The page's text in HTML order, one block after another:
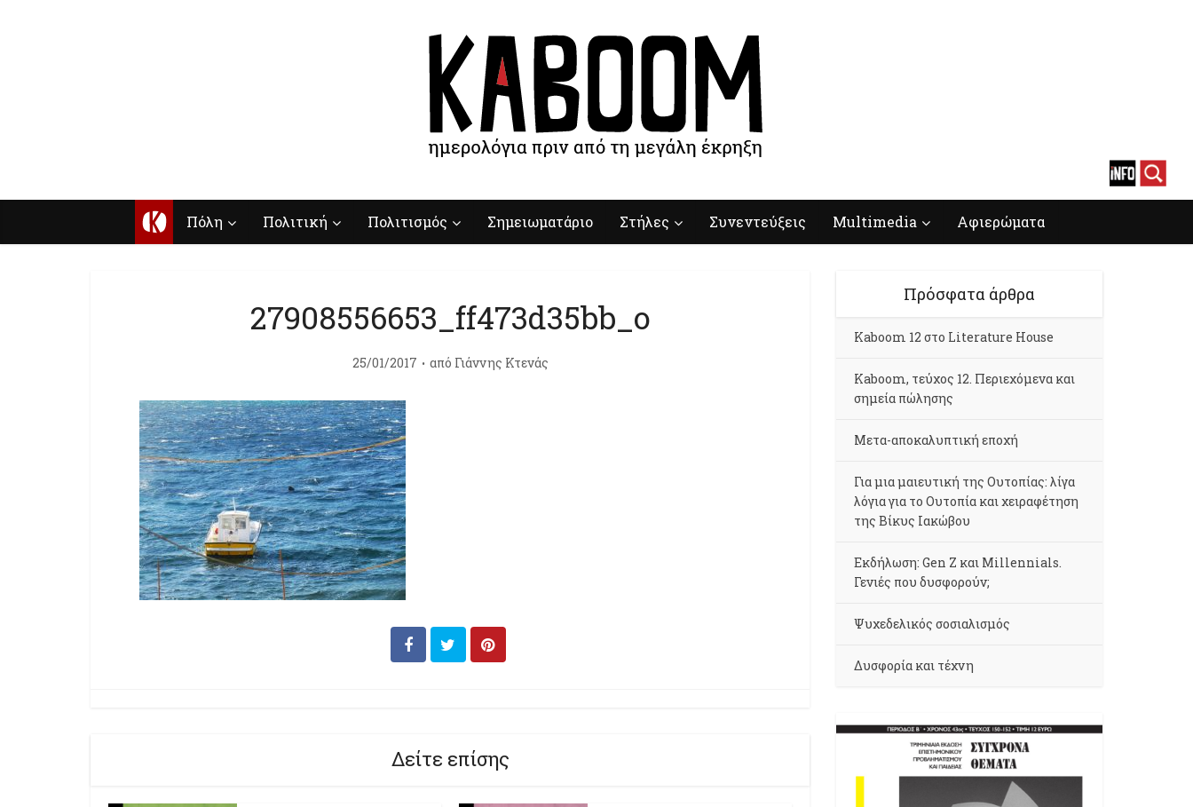
Κ Πόλη Πολιτική Πολιτισμός Σημειωματάριο Στήλες Συνεντεύξεις Multimedia Αφιερώματα
27908556653_ff473d35bb_o
25/01/2017 από Γιάννης Κτενάς
Δείτε επίσης
Πρόσφατα άρθρα
Kaboom 12 στο Literature House
Kaboom, τεύχος 12. Περιεχόμενα και
σημεία πώλησης
Μετα-αποκαλυπτική εποχή
Για μια μαιευτική της Ουτοπίας: λίγα
λόγια για το Ουτοπία και χειραφέτηση
της Βίκυς Ιακώβου
Εκδήλωση: Gen Z και Millennials.
Γενιές που δυσφορούν;
Ψυχεδελικός σοσιαλισμός
Δυσφορία και τέχνη